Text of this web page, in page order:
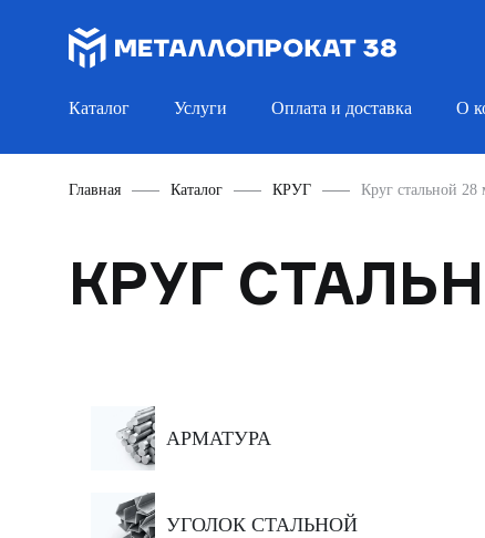
Каталог Услуги Оплата и доставка О
Главная Каталог КРУГ Круг стальной 28
КРУГ
АРМАТУРА
УГОЛОК СТАЛЬНОЙ